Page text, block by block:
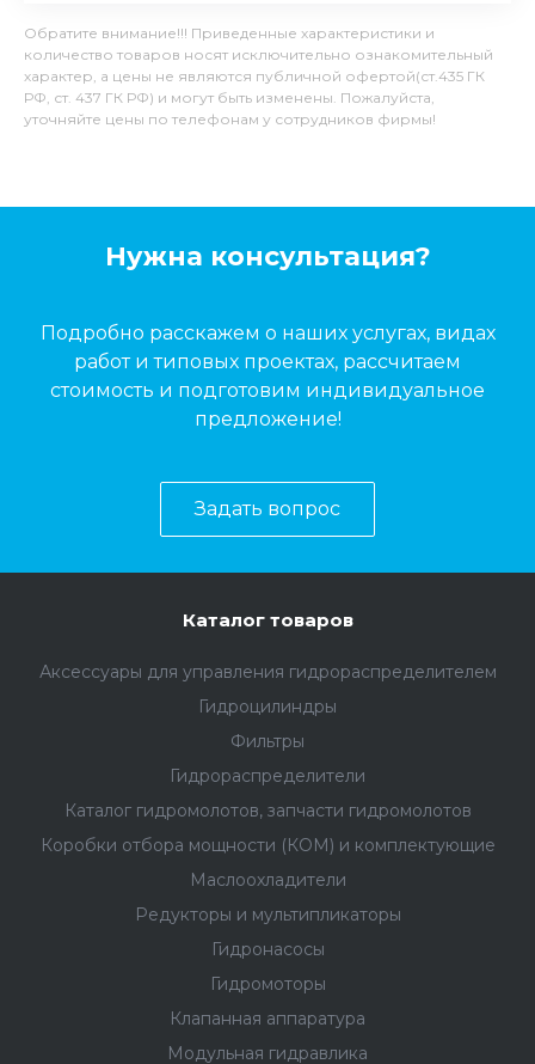
Обратите внимание!!! Приведенные характеристики и
количество товаров носят исключительно ознакомительный
характер, а цены не являются публичной офертой(ст.435 ГК
РФ, ст. 437 ГК РФ) и могут быть изменены. Пожалуйста,
уточняйте цены по телефонам у сотрудников фирмы!
Нужна консультация?
Подробно расскажем о наших услугах, видах
работ и типовых проектах, рассчитаем
стоимость и подготовим индивидуальное
предложение!
Задать вопрос
Каталог товаров
Аксессуары для управления гидрораспределителем
Гидроцилиндры
Фильтры
Гидрораспределители
Каталог гидромолотов, запчасти гидромолотов
Коробки отбора мощности (КОМ) и комплектующие
Маслоохладители
Редукторы и мультипликаторы
Гидронасосы
Гидромоторы
Клапанная аппаратура
Модульная гидравлика